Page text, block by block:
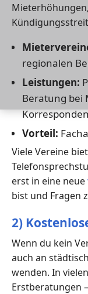
regionalen
Leistungen:
Beratung bei
Vorteil:
Viele Vereine
erst in eine neue
bist und Fragen
2)
Wenn du kein
auch an
wenden. In
Erstberatungen